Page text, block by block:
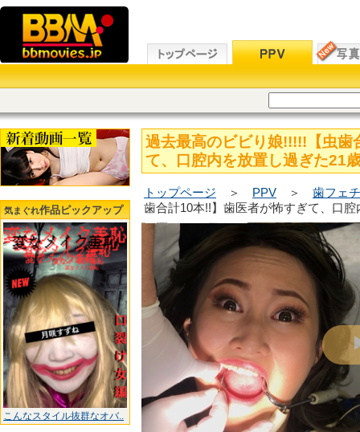
気まぐれ作品ピックアップ
こんなスタイル抜群なオバ..
過去最高のビビり娘!!!!!【虫歯
て、口腔内を放置し過ぎた21
トップページ ＞ PPV ＞ 歯フェ
歯合計10本!!】歯医者が怖すぎて、口